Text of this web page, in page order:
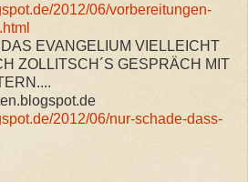
2012/06/vorbereitungen-
EVANGELIUM VIELLEICHT
ZOLLITSCH´S GESPRÄCH MIT
2012/06/nur-schade-dass-